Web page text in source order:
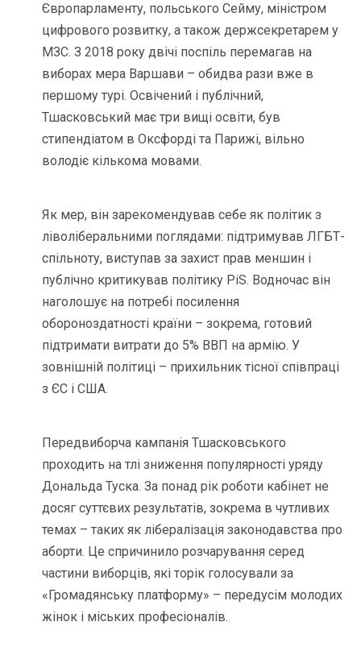
Європарламенту, польського Сейму, міністром
цифрового розвитку, а також держсекретарем у
МЗС. З 2018 року двічі поспіль перемагав на
виборах мера Варшави – обидва рази вже в
першому турі. Освічений і публічний,
Тшасковський має три вищі освіти, був
стипендіатом в Оксфорді та Парижі, вільно
володіє кількома мовами.
Як мер, він зарекомендував себе як політик з
ліволіберальними поглядами: підтримував ЛГБТ-
спільноту, виступав за захист прав меншин і
публічно критикував політику PiS. Водночас він
наголошує на потребі посилення
обороноздатності країни – зокрема, готовий
підтримати витрати до 5% ВВП на армію. У
зовнішній політиці – прихильник тісної співпраці
з ЄС і США.
Передвиборча кампанія Тшасковського
проходить на тлі зниження популярності уряду
Дональда Туска. За понад рік роботи кабінет не
досяг суттєвих результатів, зокрема в чутливих
темах – таких як лібералізація законодавства про
аборти. Це спричинило розчарування серед
частини виборців, які торік голосували за
«Громадянську платформу» – передусім молодих
жінок і міських професіоналів.